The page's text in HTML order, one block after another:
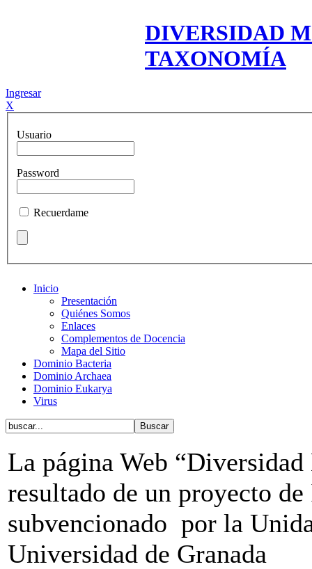
DIVERSIDAD
TAXONOMÍA
Ingresar
X
Usuario
Password
Recuerdame
Inicio
Presentación
Quiénes Somos
Enlaces
Complementos de Docencia
Mapa del Sitio
Dominio Bacteria
Dominio Archaea
Dominio Eukarya
Virus
La página Web
resultado de un proyecto
subvencionado por la
Universidad de Granada